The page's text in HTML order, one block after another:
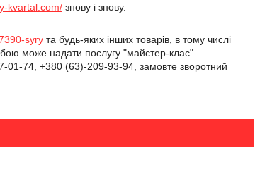
kvartal.com/ знову і знову.
syry та будь-яких інших товарів, в тому числі
може надати послугу "майстер-клас".
74, +380 (63)-209-93-94, замовте зворотний